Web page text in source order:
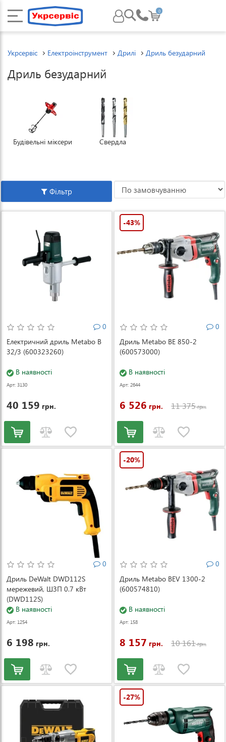
0
Укрсервіс Електроінструмент Дрилі Дриль безударний
Дриль безударний
Будівельні міксери Свердла
Фільтр
0
Електричний дриль Metabo B
32/3 (600323260)
В наявності
Арт: 3130
40 159 грн.
-43%
0
Дриль Metabo BE 850-2
(600573000)
В наявності
Арт: 2644
6 526 грн. 11 375грн.
0
Дриль DeWalt DWD112S
мережевий, ШЗП 0.7 кВт
(DWD112S)
В наявності
Арт: 1254
6 198 грн.
-20%
0
Дриль Metabo BEV 1300-2
(600574810)
В наявності
Арт: 158
8 157 грн. 10 161грн.
-27%